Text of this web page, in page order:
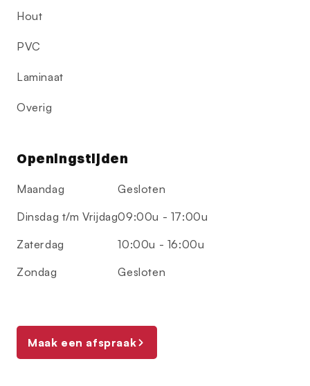
Hout
PVC
Laminaat
Overig
Openingstijden
Maandag
Dinsdag t/m Vrijdag
Zaterdag
Zondag
Gesloten
09:00u - 17:00u
10:00u - 16:00u
Gesloten
Maak een afspraak